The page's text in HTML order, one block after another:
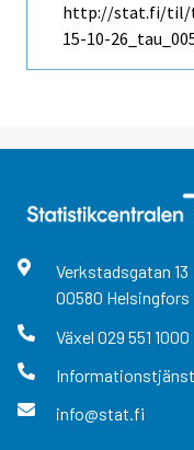
http://stat.fi/til/
15-10-
Verkstadsgatan 13
00580 Helsingfors
Växel 029 551 1000
Informationstjänst
info@stat.fi